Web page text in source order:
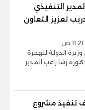
التنفيذي
تعزيز التعاون
الدولة للهجرة
رشا راغب المدير
تنفيذ مشروع